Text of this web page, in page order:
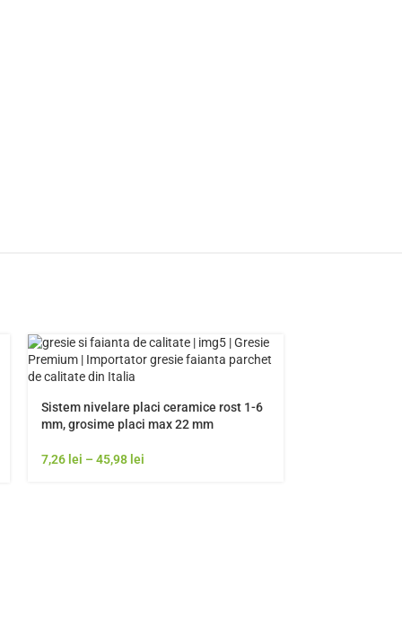
Sistem nivelare placi ceramice rost 1-6
mm, grosime placi max 22 mm
7,26 lei – 45,98 lei